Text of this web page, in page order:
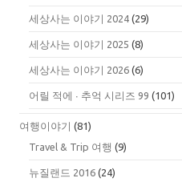
세상사는 이야기 2024 (29)
세상사는 이야기 2025 (8)
세상사는 이야기 2026 (6)
어릴 적에 ∙ 추억 시리즈 99 (101)
여행이야기 (81)
Travel & Trip 여행 (9)
뉴질랜드 2016 (24)